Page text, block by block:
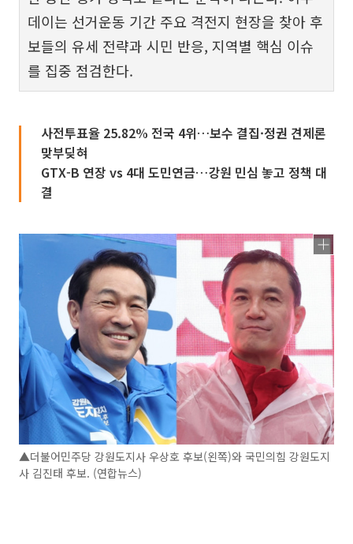
데이는 선거운동 기간 주요 격전지 현장을 찾아 후
보들의 유세 전략과 시민 반응, 지역별 핵심 이슈
를 집중 점검한다.
사전투표율 25.82% 전국 4위…보수 결집·정권 견제론
맞부딪혀
GTX-B 연장 vs 4대 도민연금…강원 민심 놓고 정책 대
결
▲더불어민주당 강원도지사 우상호 후보(왼쪽)와 국민의힘 강원도지
사 김진태 후보. (연합뉴스)